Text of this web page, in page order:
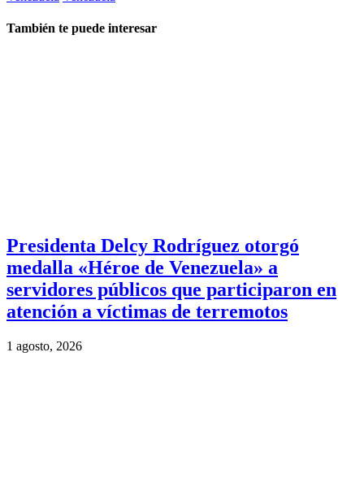
También te puede interesar
Presidenta Delcy Rodríguez otorgó
medalla «Héroe de Venezuela» a
servidores públicos que participaron en
atención a víctimas de terremotos
1 agosto, 2026